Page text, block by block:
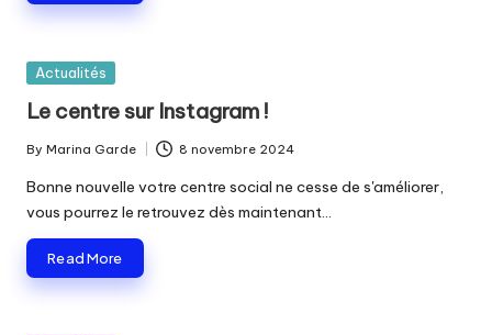
Posted
Actualités
Le centre sur Instagram !
Posted
by
By Marina Garde 8 novembre 2024
Bonne nouvelle votre centre social ne cesse de s'améliorer,
vous pourrez le retrouvez dès maintenant…
Read More